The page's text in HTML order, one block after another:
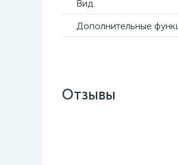
Вид
Дополнительные
Отзывы